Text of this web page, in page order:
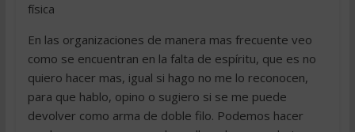
física
En las organizaciones de manera mas frecuente veo
como se encuentran en la falta de espíritu, que es no
quiero hacer mas, igual si hago no me lo reconocen,
para que hablo, opino o sugiero si se me puede
devolver como arma de doble filo. Podemos hacer